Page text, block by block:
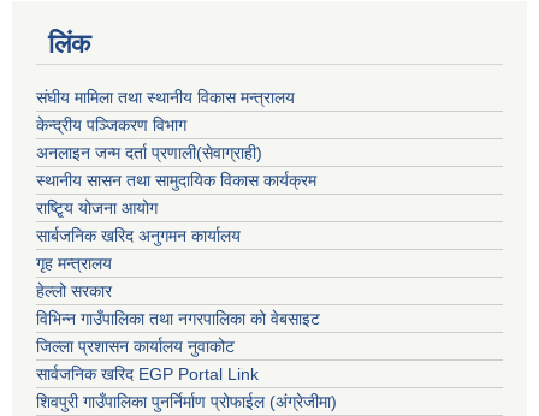
लिंक
संघीय मामिला तथा स्थानीय विकास मन्त्रालय
केन्द्रीय पञ्जिकरण विभाग
अनलाइन जन्म दर्ता प्रणाली(सेवाग्राही)
स्थानीय सासन तथा सामुदायिक विकास कार्यक्रम
राष्टि्ृय योजना आयोग
सार्बजनिक खरिद अनुगमन कार्यालय
गृह मन्त्रालय
हेल्लो सरकार
विभिन्न गाउँपालिका तथा नगरपालिका को वेबसाइट
जिल्ला प्रशासन कार्यालय नुवाकोट
सार्वजनिक खरिद EGP Portal Link
शिवपुरी गाउँपालिका पुनर्निर्माण प्रोफाईल (अंग्रेजीमा)